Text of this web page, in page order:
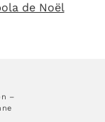
de Noël
–